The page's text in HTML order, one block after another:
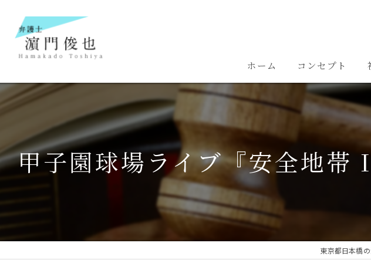
ホーム コンセプト
甲子園球場ライブ『安全地帯
東京都日本橋